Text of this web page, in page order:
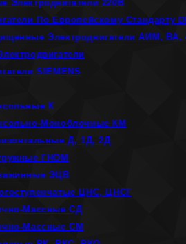
Электродвигатели 220В
По Европейскому Стандарту
Электродвигатели АИМ, ВА,
SIEMENS
К
Моноблочные КМ
Д, 1Д, 2Д
ГНОМ
ЭЦВ
ЦНС, ЦНСГ
Массные СД
Массные СМ